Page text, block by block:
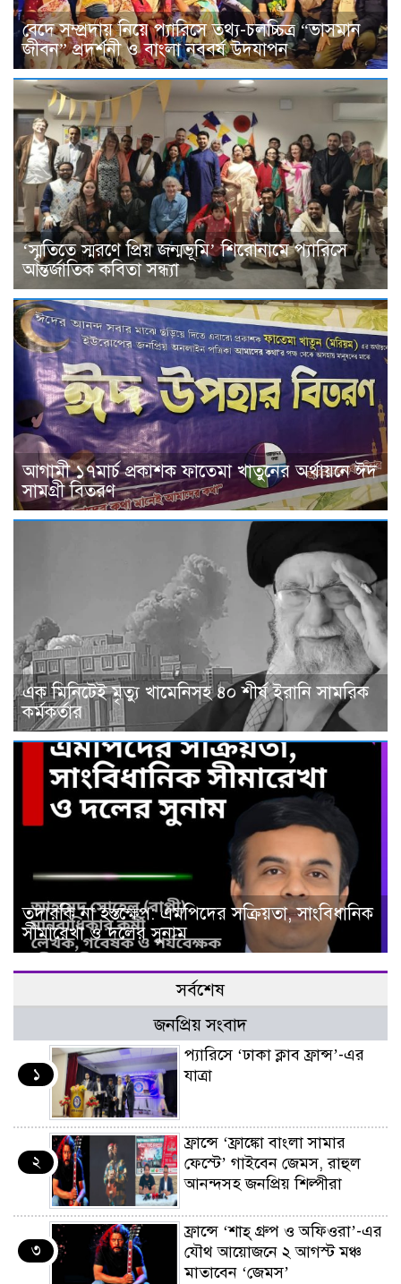
বেদে সম্প্রদায় নিয়ে প্যারিসে তথ্য-চলচ্চিত্র “ভাসমান
জীবন” প্রদর্শনী ও বাংলা নববর্ষ উদযাপন
‘স্মৃতিতে স্মরণে প্রিয় জন্মভূমি’ শিরোনামে প্যারিসে
আন্তর্জাতিক কবিতা সন্ধ্যা
আগামী ১৭মার্চ প্রকাশক ফাতেমা খাতুনের অর্থায়নে ঈদ
সামগ্রী বিতরণ
এক মিনিটেই মৃত্যু খামেনিসহ ৪০ শীর্ষ ইরানি সামরিক
কর্মকর্তার
তদারকি না হস্তক্ষেপ: এমপিদের সক্রিয়তা, সাংবিধানিক
সীমারেখা ও দলের সুনাম
সর্বশেষ
জনপ্রিয় সংবাদ
১
প্যারিসে ‘ঢাকা ক্লাব ফ্রান্স’-এর
যাত্রা
২
ফ্রান্সে ‘ফ্রাঙ্কো বাংলা সামার
ফেস্টে’ গাইবেন জেমস, রাহুল
আনন্দসহ জনপ্রিয় শিল্পীরা
৩
ফ্রান্সে ‘শাহ্ গ্রুপ ও অফিওরা’-এর
যৌথ আয়োজনে ২ আগস্ট মঞ্চ
মাতাবেন ‘জেমস’